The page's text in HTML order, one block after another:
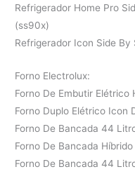
Refrigerador Home Pro
(ss90x)
Refrigerador Icon Side
Forno Electrolux:
Forno De Embutir Elétrico
Forno Duplo Elétrico Icon
Forno De Bancada 44
Forno De Bancada
Forno De Bancada 44